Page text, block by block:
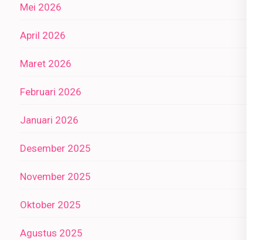
Mei 2026
April 2026
Maret 2026
Februari 2026
Januari 2026
Desember 2025
November 2025
Oktober 2025
Agustus 2025